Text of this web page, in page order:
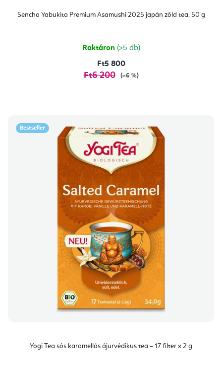
Sencha Yabukita Premium Asamushi 2025 japán zöld tea, 50 g
Raktáron (>5 db)
Ft5 800
Ft6 200 (–6 %)
Bestseller
Yogi Tea sós karamellás ájurvédikus tea – 17 filter x 2 g